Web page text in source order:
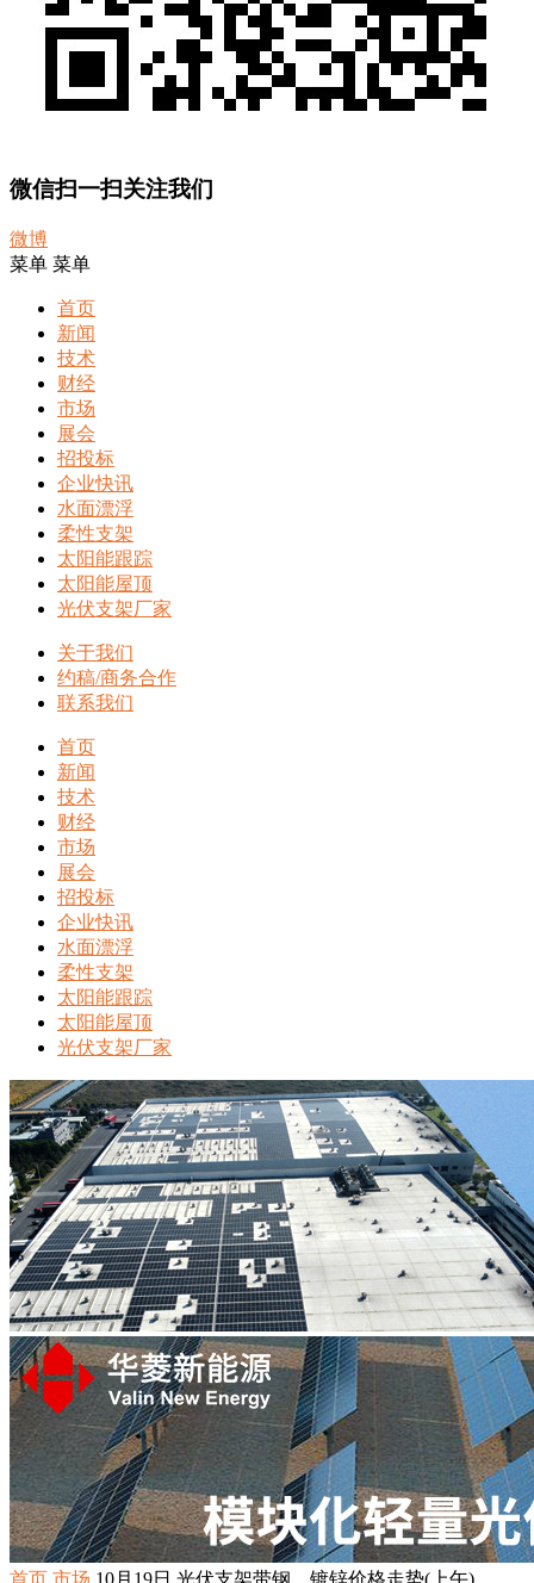
微信扫一扫关注我们
微博
菜单 菜单
首页
新闻
技术
财经
市场
展会
招投标
企业快讯
水面漂浮
柔性支架
太阳能跟踪
太阳能屋顶
光伏支架厂家
关于我们
约稿/商务合作
联系我们
首页
新闻
技术
财经
市场
展会
招投标
企业快讯
水面漂浮
柔性支架
太阳能跟踪
太阳能屋顶
光伏支架厂家
首页 市场 10月19日 光伏支架带钢、镀锌价格走势(上午)